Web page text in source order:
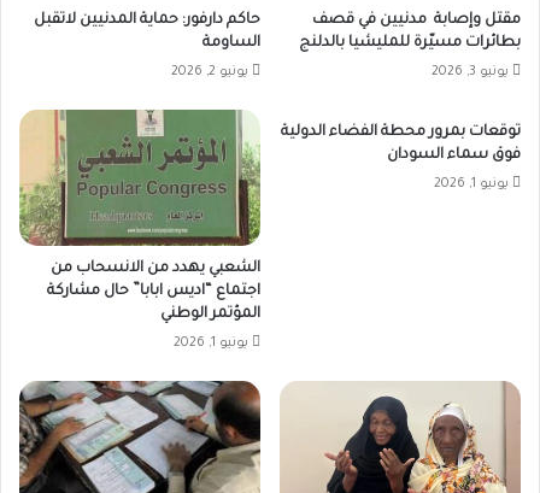
مقتل وإصابة مدنيين في قصف
بطائرات مسيّرة للمليشيا بالدلنج
يونيو 3, 2026
حاكم دارفور: حماية المدنيين لاتقبل
الساومة
يونيو 2, 2026
توقعات بمرور محطة الفضاء الدولية
فوق سماء السودان
يونيو 1, 2026
الشعبي يهدد من الانسحاب من
اجتماع “اديس ابابا” حال مشاركة
المؤتمر الوطني
يونيو 1, 2026